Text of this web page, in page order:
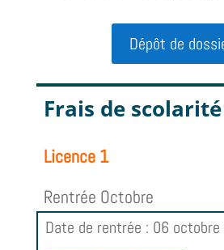
Dépôt de
Frais de scolarité
Licence 1
Rentrée Octobre
Date de rentrée : 06